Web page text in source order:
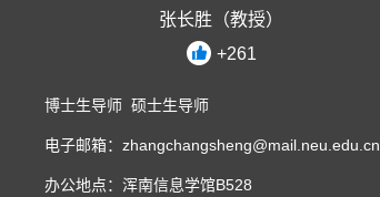
张长胜（教授）
+261
博士生导师 硕士生导师
电子邮箱： zhangchangsheng@mail.neu.edu.cn
办公地点：浑南信息学馆B528